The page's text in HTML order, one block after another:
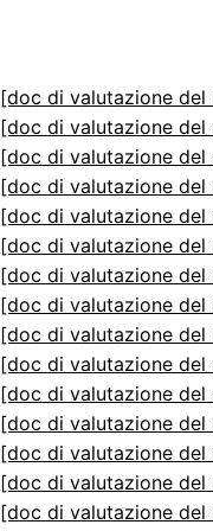
[doc di valutazione del
[doc di valutazione del
[doc di valutazione del
[doc di valutazione del
[doc di valutazione del
[doc di valutazione del
[doc di valutazione del
[doc di valutazione del
[doc di valutazione del
[doc di valutazione del
[doc di valutazione del
[doc di valutazione del
[doc di valutazione del
[doc di valutazione del
[doc di valutazione del